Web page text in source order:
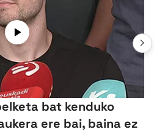
bat kenduko
ere bai, baina ez